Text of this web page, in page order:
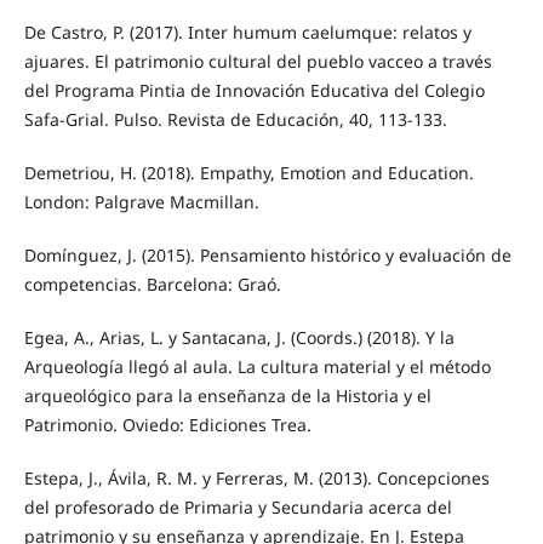
De Castro, P. (2017). Inter humum caelumque: relatos y
ajuares. El patrimonio cultural del pueblo vacceo a través
del Programa Pintia de Innovación Educativa del Colegio
Safa-Grial. Pulso. Revista de Educación, 40, 113-133.
Demetriou, H. (2018). Empathy, Emotion and Education.
London: Palgrave Macmillan.
Domínguez, J. (2015). Pensamiento histórico y evaluación de
competencias. Barcelona: Graó.
Egea, A., Arias, L. y Santacana, J. (Coords.) (2018). Y la
Arqueología llegó al aula. La cultura material y el método
arqueológico para la enseñanza de la Historia y el
Patrimonio. Oviedo: Ediciones Trea.
Estepa, J., Ávila, R. M. y Ferreras, M. (2013). Concepciones
del profesorado de Primaria y Secundaria acerca del
patrimonio y su enseñanza y aprendizaje. En J. Estepa